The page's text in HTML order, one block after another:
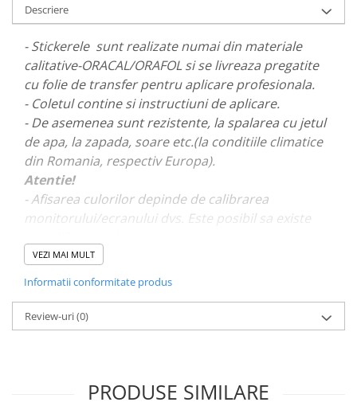
PARASOLARE
PAUL WALKER STICKER
PENTRU FETE
PRODUSE IN TRENDING
SETURI STICKERE
STICKERE CAPAC REZERVOR
STICKERE CRĂCIUN
STICKERE CU ANIMALE
STICKERE GEAM MIC
STICKERE PENTRU CAPOTA
STICKERE PENTRU LATERALE
STICKERE PERSONALIZATE
STICKERE PRAGURI
STICKERE UTILAJE AGRICOLE
Descriere
- Stickerele sunt realizate numai din materiale
calitative-ORACAL/ORAFOL si se livreaza pregatite
cu folie de transfer pentru aplicare profesionala.
- Coletul contine si instructiuni de aplicare.
- De asemenea sunt rezistente, la spalarea cu jetul
de apa, la zapada, soare etc.(la conditiile climatice
din Romania, respectiv Europa).
Atentie!
- Afisarea culorilor depinde de calibrarea
monitorului/ecranului dvs. Este posibil sa existe
- Pentru stickere personalizate si pentru a vizualiza
portofoliul nostru va rugam sa ne contactati
VEZI MAI MULT
Informatii conformitate produs
Review-uri(0)
PRODUSE SIMILARE